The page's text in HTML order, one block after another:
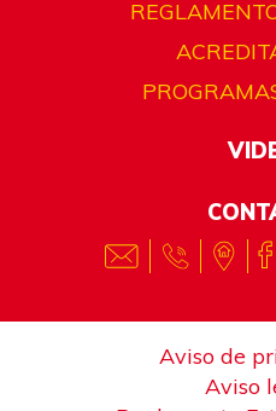
Aviso de
Aviso